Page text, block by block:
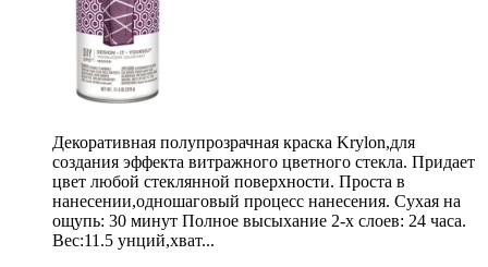
Декоративная полупрозрачная краска Krylon,для
создания эффекта витражного цветного стекла. Придает
цвет любой стеклянной поверхности. Проста в
нанесении,одношаговый процесс нанесения. Сухая на
ощупь: 30 минут Полное высыхание 2-х слоев: 24 часа.
Вес:11.5 унций,хват...